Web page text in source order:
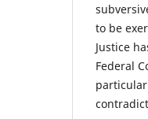
to be
Justice
Federal